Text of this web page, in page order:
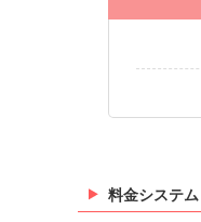
料金システム